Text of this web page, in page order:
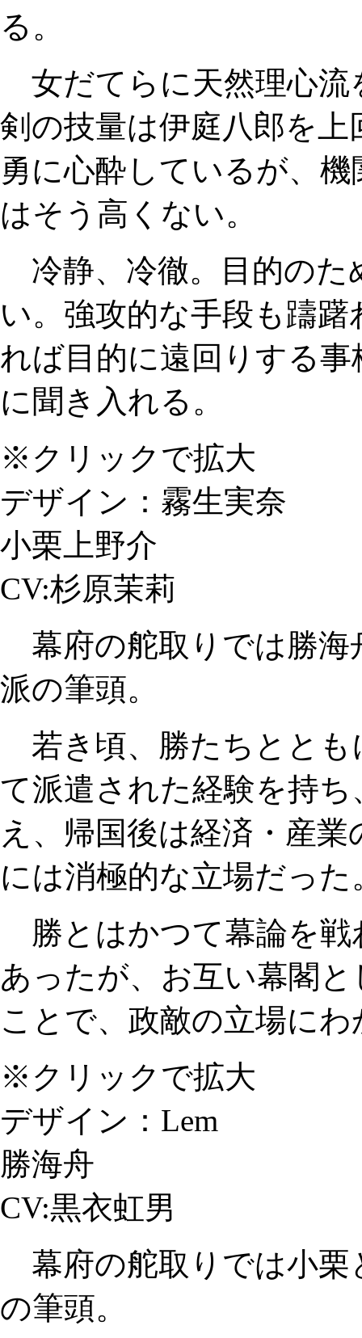
る。
女だてらに天然理心流
剣の技量は伊庭八郎を
勇に心酔しているが、
はそう高くない。
冷静、冷徹。目的のた
い。強攻的な手段も躊
れば目的に遠回りする
に聞き入れる。
※クリックで拡大
デザイン：霧生実奈
小栗上野介
CV:杉原茉莉
幕府の舵取りでは勝海
派の筆頭。
若き頃、勝たちととも
て派遣された経験を持
え、帰国後は経済・産
には消極的な立場だった
勝とはかつて幕論を戦
あったが、お互い幕閣
ことで、政敵の立場に
※クリックで拡大
デザイン：Lem
勝海舟
CV:黒衣虹男
幕府の舵取りでは小栗
の筆頭。